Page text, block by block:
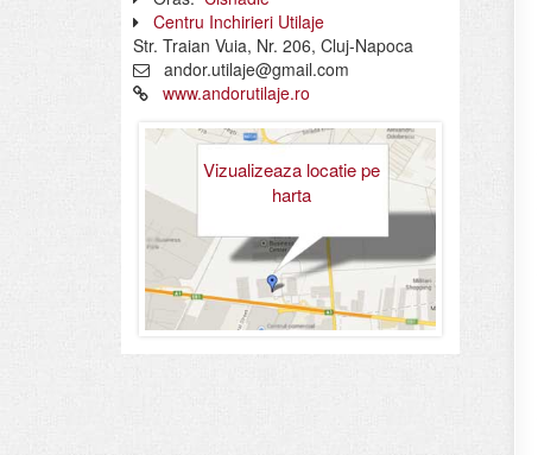
Centru Inchirieri Utilaje
Str. Traian Vuia, Nr. 206, Cluj-Napoca
andor.utilaje@gmail.com
www.andorutilaje.ro
Vizualizeaza locatie pe
harta